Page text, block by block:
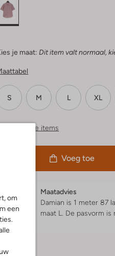
om
een
je maat: Dit item valt normaal,
S M L XL
Vergelijkbare items
Voeg toe
Maatadvies
Damian is 1 meter 87
maat L. De pasvorm is